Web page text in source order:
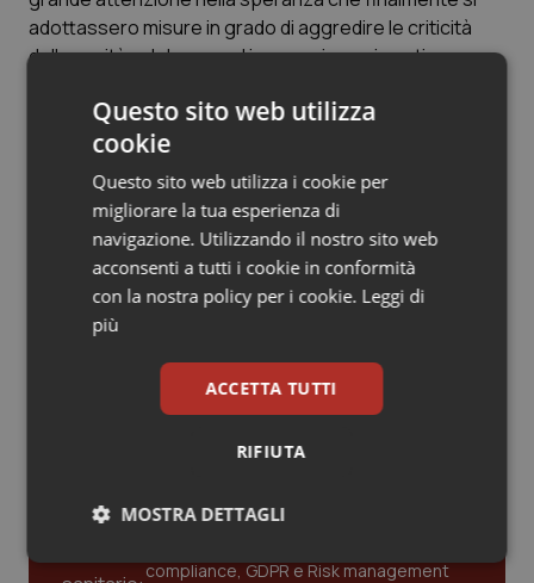
Oncologia & Nutrizione
Psoriasi & pelle
Quotidiano Cardiologia
Quotidiano Chirurgia
Quotidiano Oncologia
Rene & patologie urogenitali
Salute orale & impianti
adottassero misure in grado di aggredire le criticità
della sanità calabrese ed invece siamo rimasti
Articoli correlati:
Calabria. Oliverio ancora contro Grillo: “Decreto è
ulteriore beffa ai calabresi. Stiamo valutando la
possibilità di impugnarlo”
19 Aprile 2019
Ultime analisi e review da QS Pro
compliance, GDPR e Risk management
Questo sito web utilizza
cookie
Questo sito web utilizza i cookie per
migliorare la tua esperienza di
navigazione. Utilizzando il nostro sito web
acconsenti a tutti i cookie in conformità
con la nostra policy per i cookie. Leggi di
più
ACCETTA TUTTI
RIFIUTA
MOSTRA DETTAGLI
Necessari Statistici Marketing